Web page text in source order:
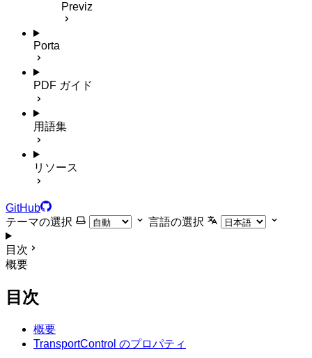
Previz
Porta
PDF ガイド
用語集
リソース
GitHub
テーマの選択
言語の選択
目次
概要
目次
概要
TransportControl のプロパティ